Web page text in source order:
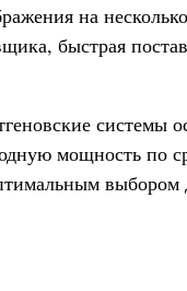
на
быстрая
системы
мощность по
выбором